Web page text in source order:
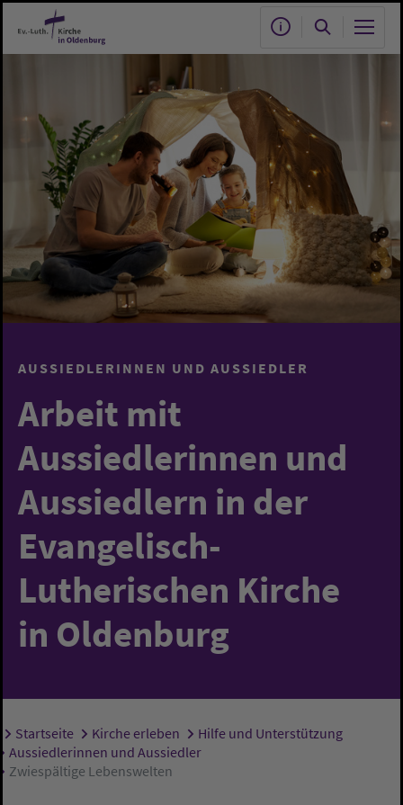
Zum Hauptinhalt springen
AUSSIEDLERINNEN UND AUSSIEDLER
Arbeit mit
Aussiedlerinnen und
Aussiedlern in der
Evangelisch-
Lutherischen Kirche
in Oldenburg
Sie sind hier:
Startseite Kirche erleben
Hilfe und Unterstützung
Aussiedlerinnen und Aussiedler
Zwiespältige Lebenswelten